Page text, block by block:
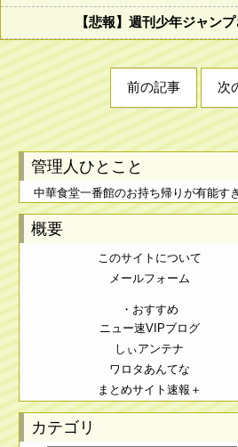
【悲報】週刊少年ジャン
前の記事 次
管理人ひとこと
中華食堂一番館のお持ち帰りが有能す
概要
このサイトについて
メールフォーム
・おすすめ
ニュー速VIPブログ
しぃアンテナ
ワロタあんてな
まとめサイト速報＋
カテゴリ